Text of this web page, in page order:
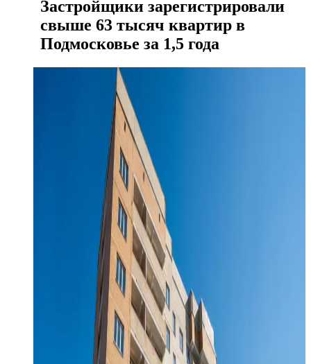
Застройщики зарегистрировали
свыше 63 тысяч квартир в
Подмосковье за 1,5 года